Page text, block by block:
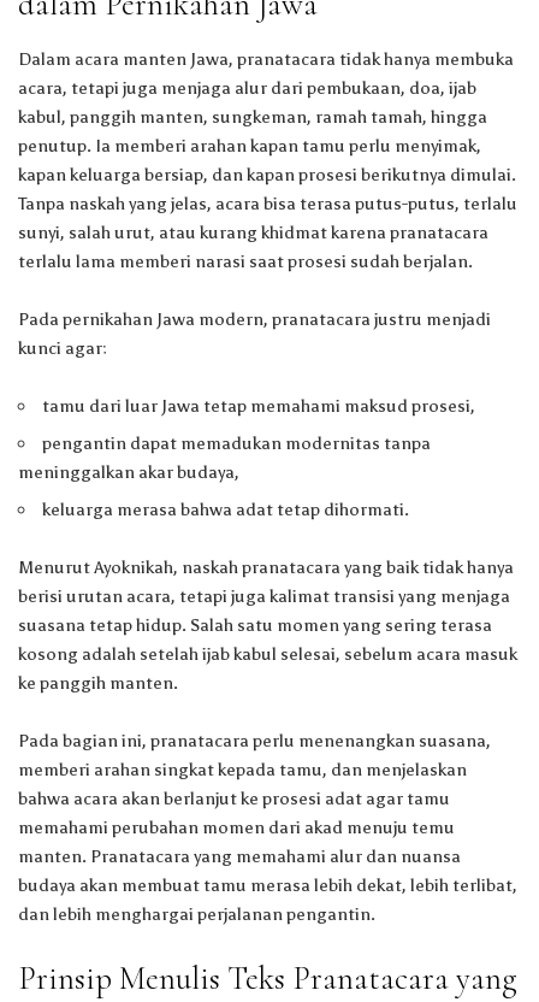
Dalam acara manten Jawa, pranatacara tidak hanya membuka
acara, tetapi juga menjaga alur dari pembukaan, doa, ijab
kabul, panggih manten, sungkeman, ramah tamah, hingga
penutup. Ia memberi arahan kapan tamu perlu menyimak,
kapan keluarga bersiap, dan kapan prosesi berikutnya dimulai.
Tanpa naskah yang jelas, acara bisa terasa putus-putus, terlalu
sunyi, salah urut, atau kurang khidmat karena pranatacara
terlalu lama memberi narasi saat prosesi sudah berjalan.
Pada pernikahan Jawa modern, pranatacara justru menjadi
kunci agar:
tamu dari luar Jawa tetap memahami maksud prosesi,
pengantin dapat memadukan modernitas tanpa
meninggalkan akar budaya,
keluarga merasa bahwa adat tetap dihormati.
Menurut Ayoknikah, naskah pranatacara yang baik tidak hanya
berisi urutan acara, tetapi juga kalimat transisi yang menjaga
suasana tetap hidup. Salah satu momen yang sering terasa
kosong adalah setelah ijab kabul selesai, sebelum acara masuk
ke panggih manten.
Pada bagian ini, pranatacara perlu menenangkan suasana,
memberi arahan singkat kepada tamu, dan menjelaskan
bahwa acara akan berlanjut ke prosesi adat agar tamu
memahami perubahan momen dari akad menuju temu
manten. Pranatacara yang memahami alur dan nuansa
budaya akan membuat tamu merasa lebih dekat, lebih terlibat,
dan lebih menghargai perjalanan pengantin.
Prinsip Menulis Teks Pranatacara yang